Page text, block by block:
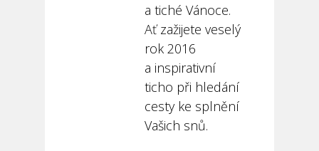
a tiché Vánoce.
Ať zažijete veselý
rok 2016
a inspirativní
ticho při hledání
cesty ke splnění
Vašich snů.